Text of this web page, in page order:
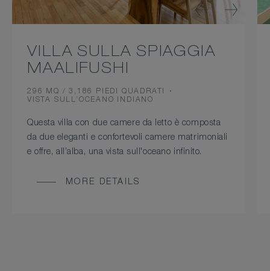
VILLA SULLA SPIAGGIA
MAALIFUSHI
ROOM
SIZE
296 MQ / 3,186 PIEDI QUADRATI
VIEW
VISTA SULL’OCEANO INDIANO
Questa villa con due camere da letto è composta
da due eleganti e confortevoli camere matrimoniali
e offre, all’alba, una vista sull'oceano infinito.
MORE DETAILS